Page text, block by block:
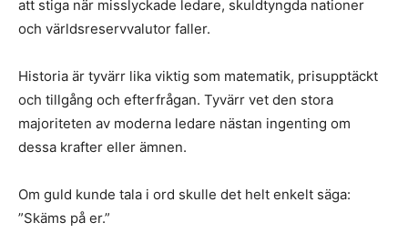
att stiga när misslyckade ledare, skuldtyngda nationer
och världsreservvalutor faller.
Historia är tyvärr lika viktig som matematik, prisupptäckt
och tillgång och efterfrågan. Tyvärr vet den stora
majoriteten av moderna ledare nästan ingenting om
dessa krafter eller ämnen.
Om guld kunde tala i ord skulle det helt enkelt säga:
”Skäms på er.”